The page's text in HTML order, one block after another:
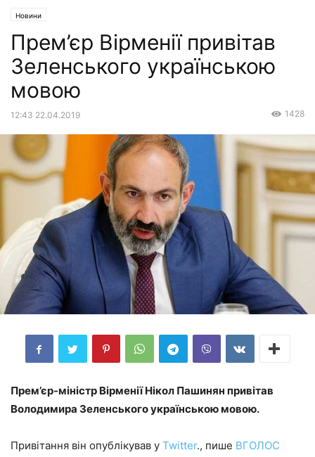
Новини
Прем’єр Вірменії привітав
Зеленського українською
мовою
12:43 22.04.2019 1428
Прем’єр-міністр Вірменії Нікол Пашинян привітав
Володимира Зеленського українською мовою.
Привітання він опублікував у Twitter., пише ВГОЛОС